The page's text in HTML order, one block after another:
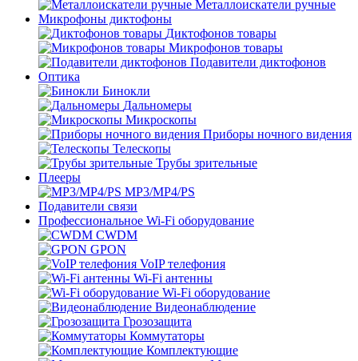
Металлоискатели ручные
Микрофоны диктофоны
Диктофонов товары
Микрофонов товары
Подавители диктофонов
Оптика
Бинокли
Дальномеры
Микроскопы
Приборы ночного видения
Телескопы
Трубы зрительные
Плееры
MP3/MP4/PS
Подавители связи
Профессиональное Wi-Fi оборудование
CWDM
GPON
VoIP телефония
Wi-Fi антенны
Wi-Fi оборудование
Видеонаблюдение
Грозозащита
Коммутаторы
Комплектующие